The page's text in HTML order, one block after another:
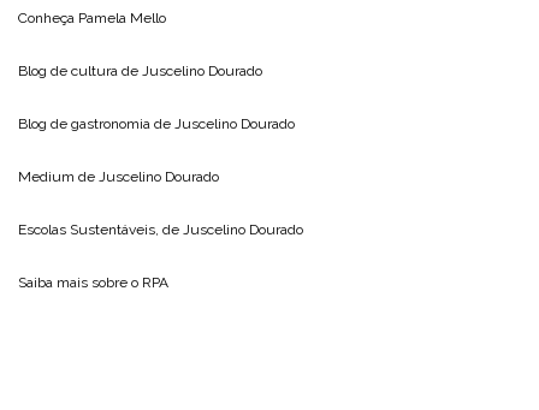
Conheça Pamela Mello
Blog de cultura de Juscelino Dourado
Blog de gastronomia de Juscelino Dourado
Medium de Juscelino Dourado
Escolas Sustentáveis, de Juscelino Dourado
Saiba mais sobre o RPA